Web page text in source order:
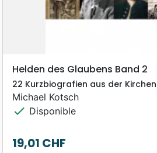
Helden des Glaubens Band 2
22 Kurzbiografien aus der
Michael Kotsch
check Disponible
Prix
19,01 CHF